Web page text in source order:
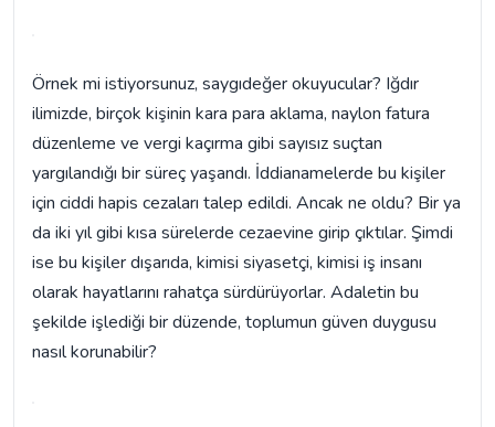
Örnek mi istiyorsunuz, saygıdeğer okuyucular? Iğdır
ilimizde, birçok kişinin kara para aklama, naylon fatura
düzenleme ve vergi kaçırma gibi sayısız suçtan
yargılandığı bir süreç yaşandı. İddianamelerde bu kişiler
için ciddi hapis cezaları talep edildi. Ancak ne oldu? Bir ya
da iki yıl gibi kısa sürelerde cezaevine girip çıktılar. Şimdi
ise bu kişiler dışarıda, kimisi siyasetçi, kimisi iş insanı
olarak hayatlarını rahatça sürdürüyorlar. Adaletin bu
şekilde işlediği bir düzende, toplumun güven duygusu
nasıl korunabilir?